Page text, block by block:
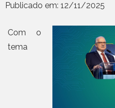
Publicado em: 12/11/2025
Com o
tema